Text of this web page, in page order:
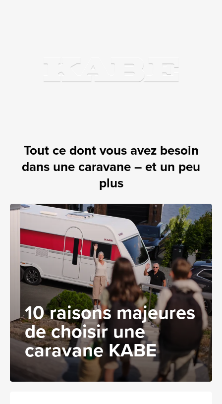
Tout ce dont vous avez besoin
dans une caravane – et un peu
plus
10 raisons majeures
de choisir une
caravane KABE